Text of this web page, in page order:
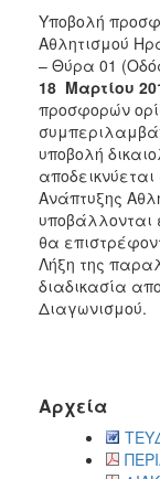
Υποβολή
Αθλητισμού
– Θύρα 01
18 Μαρτίου
προσφορών
υποβολή
Ανάπτυξης
υποβάλλονται
θα
Λήξη της
διαδικασία
Διαγωνισμού.
Αρχεία